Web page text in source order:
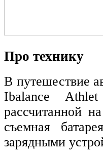
Про технику
В путешествие
Ibalance
рассчитанной
съемная
зарядными